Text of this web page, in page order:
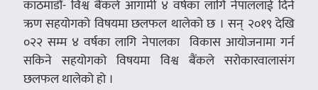
काठमाडौं- विश्व बैंकले आगामी ४ वर्षका लागि नेपाललाई दिने
ऋण सहयोगको विषयमा छलफल थालेको छ । सन् २०१९ देखि
०२२ सम्म ४ वर्षका लागि नेपालका विकास आयोजनामा गर्न
सकिने सहयोगको विषयमा विश्व बैंकले सरोकारवालासंग
छलफल थालेको हो ।